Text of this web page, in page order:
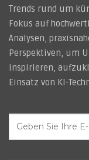
Trends rund um
Fokus auf
Analysen,
Perspektiven, um
inspirieren,
Einsatz von KI-